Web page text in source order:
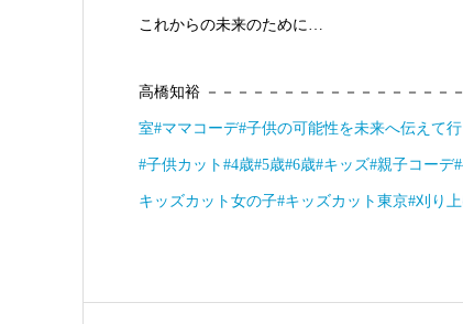
これからの未来のために…
高橋知裕 －－－－－－－－－－－－－－－－
室#ママコーデ#子供の可能性を未来へ伝えて行
#子供カット #4歳#5歳#6歳#キッズ#親子コーデ
キッズカット女の子#キッズカット東京#刈り